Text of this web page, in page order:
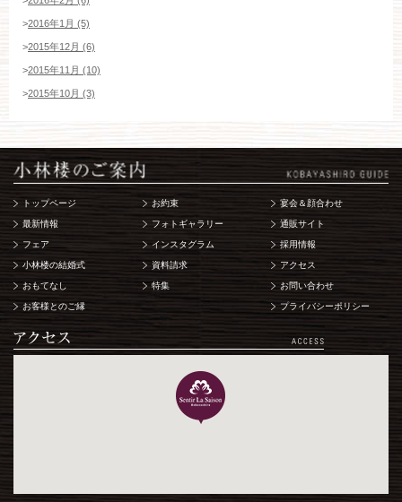
>2016年1月 (5)
>2015年12月 (6)
>2015年11月 (10)
>2015年10月 (3)
トップページ
最新情報
フェア
小林楼の結婚式
おもてなし
お客様とのご縁
お約束
フォトギャラリー
インスタグラム
資料請求
特集
宴会＆顔合わせ
通販サイト
採用情報
アクセス
お問い合わせ
プライバシーポリシー